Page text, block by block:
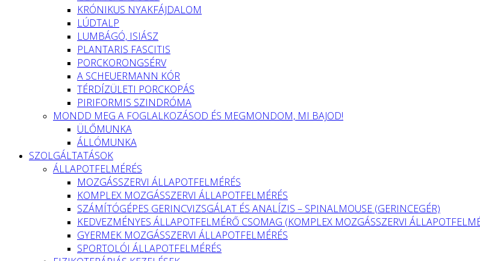
KRÓNIKUS NYAKFÁJDALOM
LÚDTALP
LUMBÁGÓ, ISIÁSZ
PLANTARIS FASCITIS
PORCKORONGSÉRV
A SCHEUERMANN KÓR
TÉRDÍZÜLETI PORCKOPÁS
PIRIFORMIS SZINDRÓMA
MONDD MEG A FOGLALKOZÁSOD ÉS MEGMONDOM, MI BAJOD!
ÜLŐMUNKA
ÁLLÓMUNKA
SZOLGÁLTATÁSOK
ÁLLAPOTFELMÉRÉS
MOZGÁSSZERVI ÁLLAPOTFELMÉRÉS
KOMPLEX MOZGÁSSZERVI ÁLLAPOTFELMÉRÉS
SZÁMÍTÓGÉPES GERINCVIZSGÁLAT ÉS ANALÍZIS – SPINALMOUSE (GERINCEGÉR)
KEDVEZMÉNYES ÁLLAPOTFELMÉRŐ CSOMAG (KOMPLEX MOZGÁSSZERVI
GYERMEK MOZGÁSSZERVI ÁLLAPOTFELMÉRÉS
SPORTOLÓI ÁLLAPOTFELMÉRÉS